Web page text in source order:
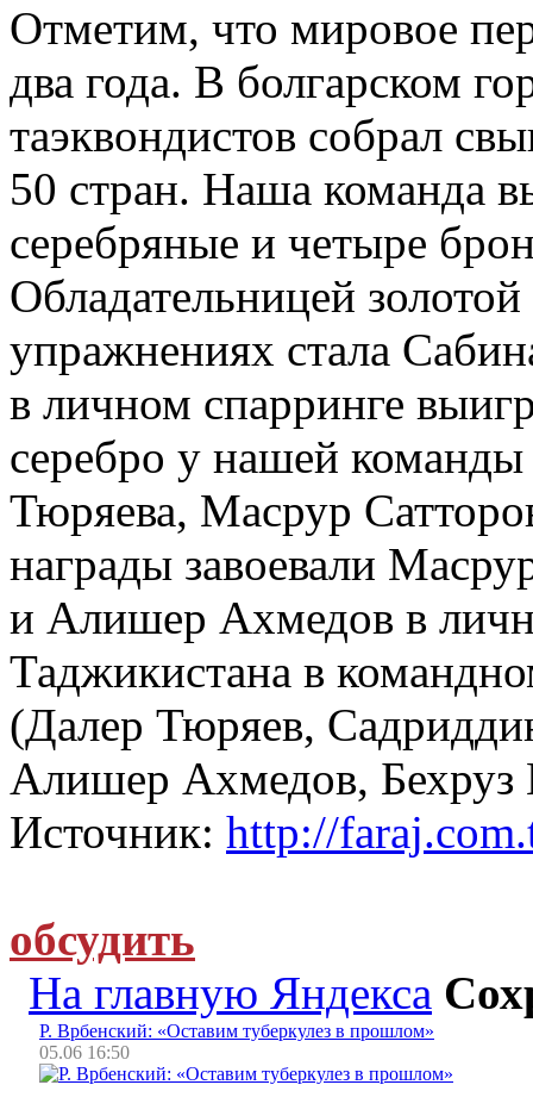
Отметим, что мировое
два года. В болгарском
таэквондистов собрал
50 стран. Наша команда
серебряные и четыре
Обладательницей
упражнениях стала
в личном спарринге
серебро у нашей
Тюряева, Масрур
награды завоевали
и Алишер Ахмедов в
Таджикистана в
(Далер Тюряев,
Алишер Ахмедов,
Источник: http://
обсудить
На главную Яндекса
Р. Врбенский: «Оставим туберкулез в прошлом»
05.06 16:50